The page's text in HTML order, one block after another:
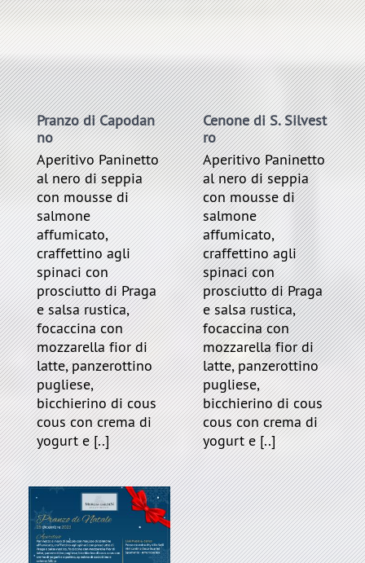
Pranzo di Capodan
no
Aperitivo Paninetto
al nero di seppia
con mousse di
salmone
affumicato,
craffettino agli
spinaci con
prosciutto di Praga
e salsa rustica,
focaccina con
mozzarella fior di
latte, panzerottino
pugliese,
bicchierino di cous
cous con crema di
yogurt e [..]
Cenone di S. Silvest
ro
Aperitivo Paninetto
al nero di seppia
con mousse di
salmone
affumicato,
craffettino agli
spinaci con
prosciutto di Praga
e salsa rustica,
focaccina con
mozzarella fior di
latte, panzerottino
pugliese,
bicchierino di cous
cous con crema di
yogurt e [..]